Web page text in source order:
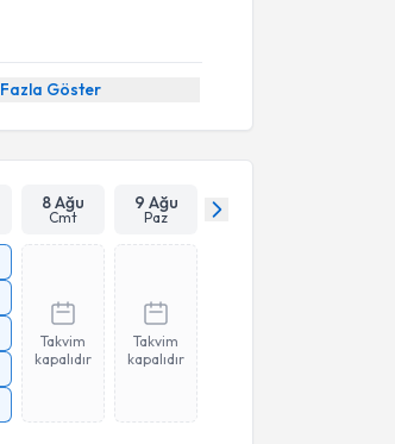
Göster
8 Ağu
Cmt
9 Ağu
Paz
Takvim
kapalıdır
Takvim
kapalıdır